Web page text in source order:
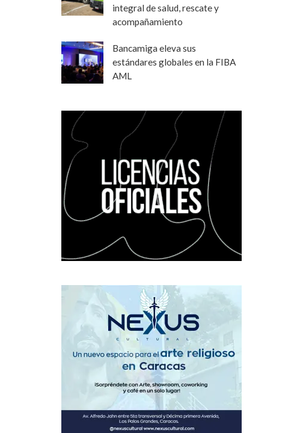
integral de salud, rescate y
acompañamiento
Bancamiga eleva sus
estándares globales en la FIBA
AML